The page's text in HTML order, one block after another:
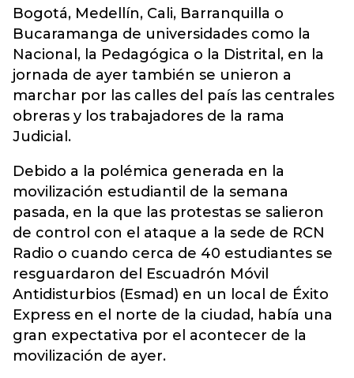
Bogotá, Medellín, Cali, Barranquilla o
Bucaramanga de universidades como la
Nacional, la Pedagógica o la Distrital, en la
jornada de ayer también se unieron a
marchar por las calles del país las centrales
obreras y los trabajadores de la rama
Judicial.
Debido a la polémica generada en la
movilización estudiantil de la semana
pasada, en la que las protestas se salieron
de control con el ataque a la sede de RCN
Radio o cuando cerca de 40 estudiantes se
resguardaron del Escuadrón Móvil
Antidisturbios (Esmad) en un local de Éxito
Express en el norte de la ciudad, había una
gran expectativa por el acontecer de la
movilización de ayer.